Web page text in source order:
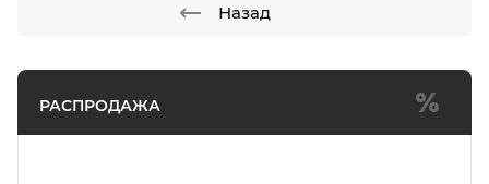
РАСПРОДАЖА
Назад